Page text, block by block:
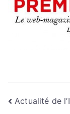
Actualité de